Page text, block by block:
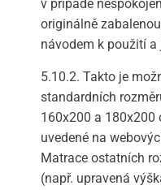
v případě
originálně
návodem k použití
5.10.2. Takto je
standardních
160x200 a 180x200
uvedené na
Matrace ostatních
(např. upravená